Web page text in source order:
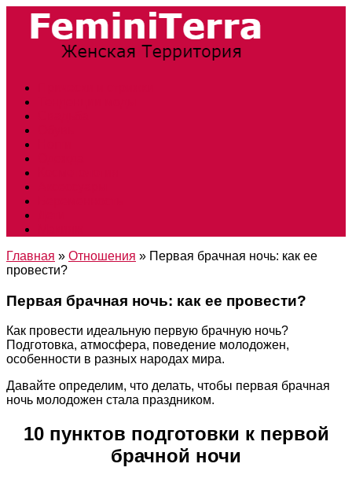
Главная » Отношения » Первая брачная ночь: как ее
провести?
Первая брачная ночь: как ее провести?
Как провести идеальную первую брачную ночь?
Подготовка, атмосфера, поведение молодожен,
особенности в разных народах мира.
Давайте определим, что делать, чтобы первая брачная
ночь молодожен стала праздником.
10 пунктов подготовки к первой
брачной ночи